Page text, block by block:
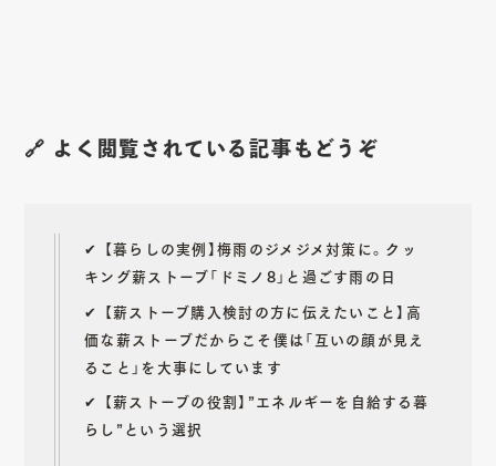
🔗 よく閲覧されている記事もどうぞ
✔︎ 【暮らしの実例】梅雨のジメジメ対策に。クッ
キング薪ストーブ「ドミノ8」と過ごす雨の日
✔︎ 【薪ストーブ購入検討の方に伝えたいこと】高
価な薪ストーブだからこそ僕は「互いの顔が見え
ること」を大事にしています
✔︎ 【薪ストーブの役割】”エネルギーを自給する暮
らし”という選択